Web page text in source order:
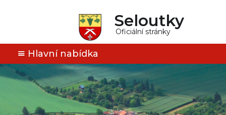
Seloutky
Oficiální stránky
Hlavní nabídka